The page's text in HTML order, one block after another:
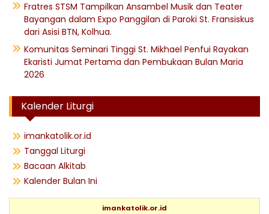
Fratres STSM Tampilkan Ansambel Musik dan Teater
Bayangan dalam Expo Panggilan di Paroki St. Fransiskus
dari Asisi BTN, Kolhua.
Komunitas Seminari Tinggi St. Mikhael Penfui Rayakan
Ekaristi Jumat Pertama dan Pembukaan Bulan Maria
2026
Kalender Liturgi
imankatolik.or.id
Tanggal Liturgi
Bacaan Alkitab
Kalender Bulan Ini
imankatolik.or.id